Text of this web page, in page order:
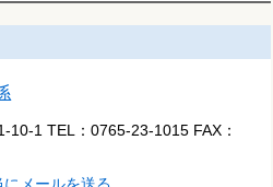
10-1 TEL：0765-23-1015 FAX：